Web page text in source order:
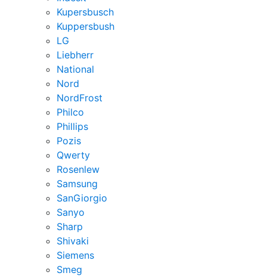
Kupersbusch
Kuppersbush
LG
Liebherr
National
Nord
NordFrost
Philco
Phillips
Pozis
Qwerty
Rosenlew
Samsung
SanGiorgio
Sanyo
Sharp
Shivaki
Siemens
Smeg